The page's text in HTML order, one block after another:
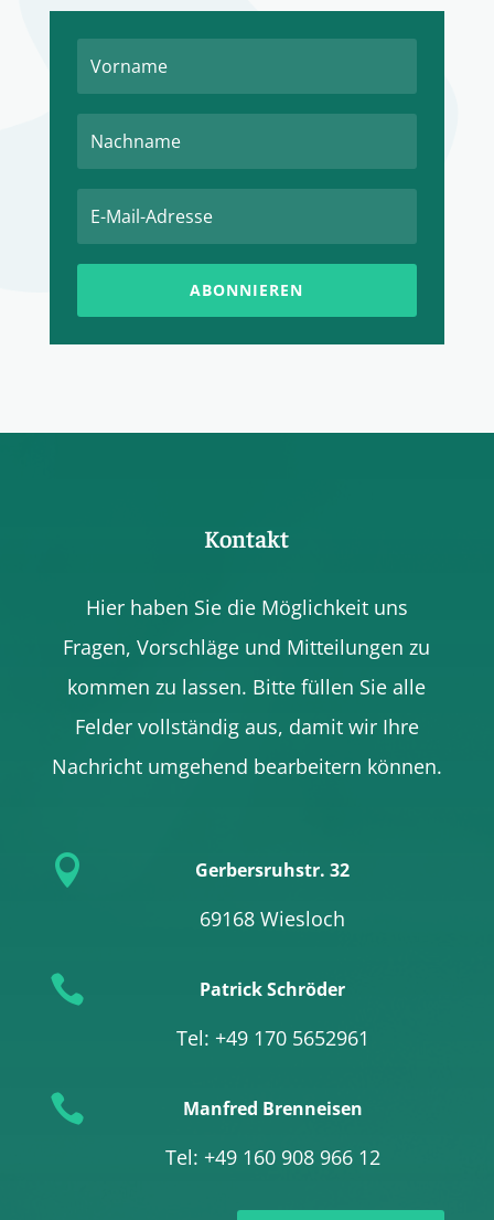
ABONNIEREN
Kontakt
Hier haben Sie die Möglichkeit uns
Fragen, Vorschläge und Mitteilungen zu
kommen zu lassen. Bitte füllen Sie alle
Felder vollständig aus, damit wir Ihre
Nachricht umgehend bearbeitern können.
 Gerbersruhstr. 32
69168 Wiesloch
 Patrick Schröder
Tel: +49 170 5652961
 Manfred Brenneisen
Tel: +49 160 908 966 12